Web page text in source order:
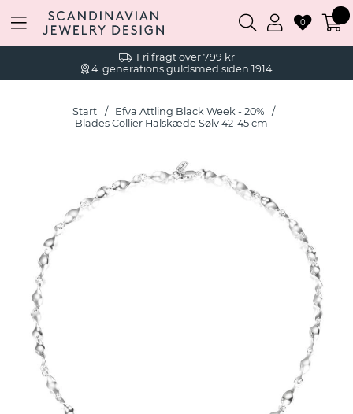
Fri fragt over 799 kr
4. generations guldsmed siden 1914
0
Start
Efva Attling Black Week - 20%
Blades Collier Halskæde Sølv 42-45 cm